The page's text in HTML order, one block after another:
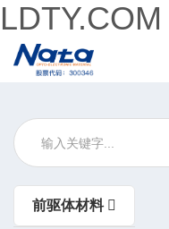
LDTY.COM
前驱体材料